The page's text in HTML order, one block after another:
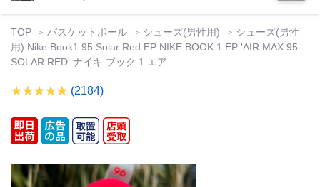
TOP バスケットボール シューズ(男性用)
シューズ(男性
用) Nike Book1 95 Solar Red EP NIKE BOOK 1 EP 'AIR MAX 95
SOLAR RED' ナイキ ブック 1 エア
(2184)